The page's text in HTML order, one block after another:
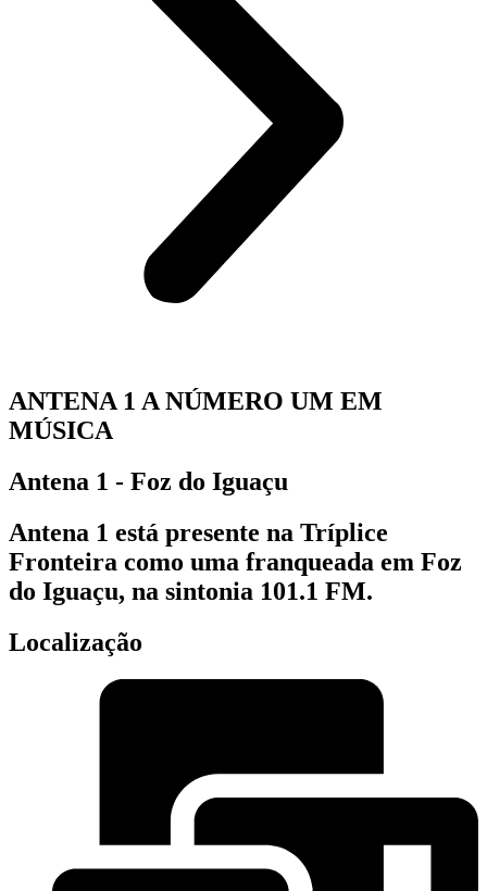
ANTENA 1 A NÚMERO UM EM
MÚSICA
Antena 1 - Foz do Iguaçu
Antena 1 está presente na Tríplice
Fronteira como uma franqueada em Foz
do Iguaçu, na sintonia 101.1 FM.
Localização